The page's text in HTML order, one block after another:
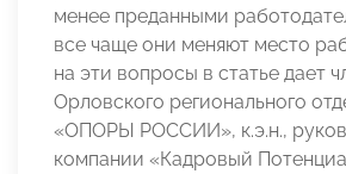
менее преданными
все чаще они меняют место
на эти вопросы в статье дает
Орловского регионального
«ОПОРЫ РОССИИ», к.э.н.,
компании «Кадровый